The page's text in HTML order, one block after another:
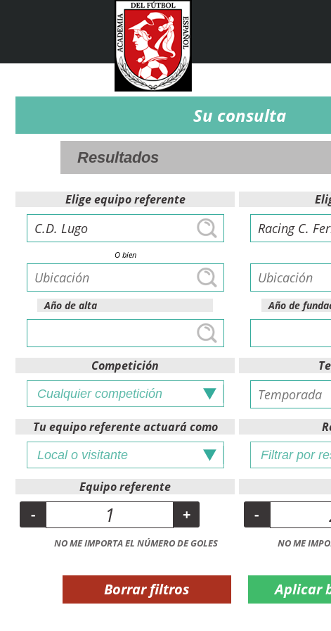
Su consulta
Elige equipo referente
O bien
Año de alta Año de
Competición
Tu equipo referente actuará como
Equipo referente
- +
NO ME IMPORTA EL NÚMERO DE GOLES
-
NO ME
Borrar filtros